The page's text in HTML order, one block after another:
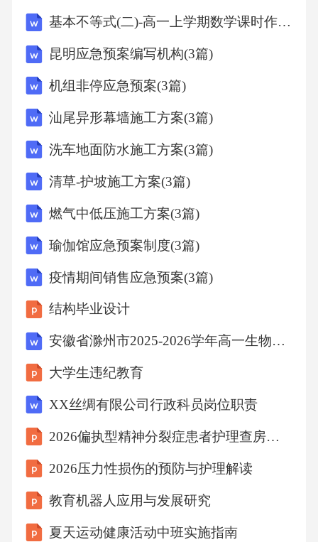
续优化教学策略。02数据驱动决策多维度评估
多维度的评估体系，全面反映线上教育的质
量。01用户数字素养培养加强对学生数字技能
的培养，包括信息检索、网络安全、数据分析
等方面的能力，以适应数字化时代的需求。数
上教育为学生提供了更广阔的学习空间和资
源，应鼓励学生尝试新的学习方法和思维方
式，培养创新思维。线上教育强调学生的自主
学习和自我管理，通过引导和帮助，逐步提高
学生的自主学习能力。06未来发展趋势沉浸式
技术应用深化借助VR技术，线上教育可以为学
生提供更加沉浸式的体验，增强学习效果。虚
拟现实技术AI技术将帮助线上教育实现个性化
互动技术，线上教育将更加注重学习场景的交
互性，激发学生的学习兴趣。交互式学习场景
终身学习生态完善多元化学习路径线上教育将
提供更加灵活多样的学习路径，满足不同阶段
和需求的学生。01学分认证与转换随着线上教
育的普及，学分认证和转换机制将更加完善，
基本不等式(二)-高一上学期数学课时作业人教版A版（含解析）
昆明应急预案编写机构(3篇)
机组非停应急预案(3篇)
汕尾异形幕墙施工方案(3篇)
洗车地面防水施工方案(3篇)
清草-护坡施工方案(3篇)
燃气中低压施工方案(3篇)
瑜伽馆应急预案制度(3篇)
疫情期间销售应急预案(3篇)
结构毕业设计
安徽省滁州市2025-2026学年高一生物下学期期中试题 (一)【含答案】
大学生违纪教育
XX丝绸有限公司行政科员岗位职责
2026偏执型精神分裂症患者护理查房解读
2026压力性损伤的预防与护理解读
教育机器人应用与发展研究
夏天运动健康活动中班实施指南